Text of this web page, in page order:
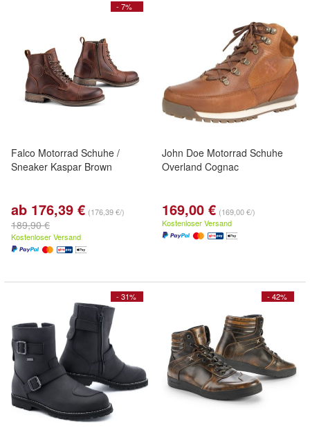
- 7%
Falco Motorrad Schuhe /
Sneaker Kaspar Brown
ab 176,39 € (176,39 €/)
189,90 €
Kostenloser Versand
John Doe Motorrad Schuhe
Overland Cognac
169,00 € (169,00 €/)
Kostenloser Versand
- 31% - 42%